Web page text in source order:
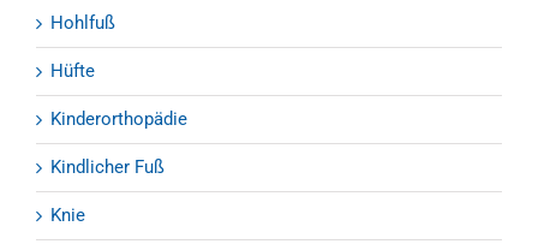
Hohlfuß
Hüfte
Kinderorthopädie
Kindlicher Fuß
Knie